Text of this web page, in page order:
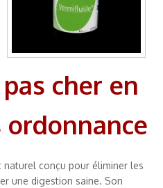
cher en
ordonnance
conçu pour éliminer les
une digestion saine. Son